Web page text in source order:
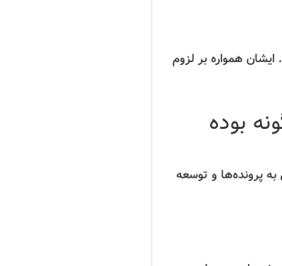
همواره بر لزوم
بوده
به پرونده‌ها و توسعه